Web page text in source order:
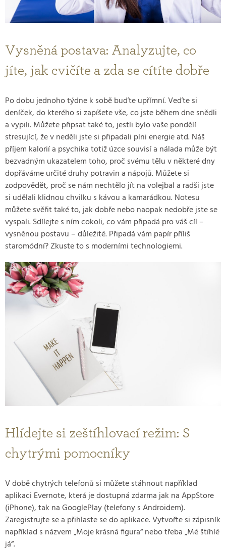
Vysněná postava: Analyzujte, co
jíte, jak cvičíte a zda se cítíte dobře
Po dobu jednoho týdne k sobě buďte upřímní. Veďte si
deníček, do kterého si zapíšete vše, co jste během dne snědli
a vypili. Můžete připsat také to, jestli bylo vaše pondělí
stresující, že v neděli jste si připadali plni energie atd. Náš
příjem kalorií a psychika totiž úzce souvisí a nálada může být
bezvadným ukazatelem toho, proč svému tělu v některé dny
dopřáváme určité druhy potravin a nápojů. Můžete si
zodpovědět, proč se nám nechtělo jít na volejbal a radši jste
si udělali klidnou chvilku s kávou a kamarádkou. Notesu
můžete svěřit také to, jak dobře nebo naopak nedobře jste se
vyspali. Sdílejte s ním cokoli, co vám připadá pro váš cíl –
vysněnou postavu – důležité. Připadá vám papír příliš
staromódní? Zkuste to s moderními technologiemi.
Hlídejte si zeštíhlovací režim: S
chytrými pomocníky
V době chytrých telefonů si můžete stáhnout například
aplikaci Evernote, která je dostupná zdarma jak na AppStore
(iPhone), tak na GooglePlay (telefony s Androidem).
Zaregistrujte se a přihlaste se do aplikace. Vytvořte si zápisník
například s názvem „Moje krásná figura“ nebo třeba „Mé štíhlé
já“.